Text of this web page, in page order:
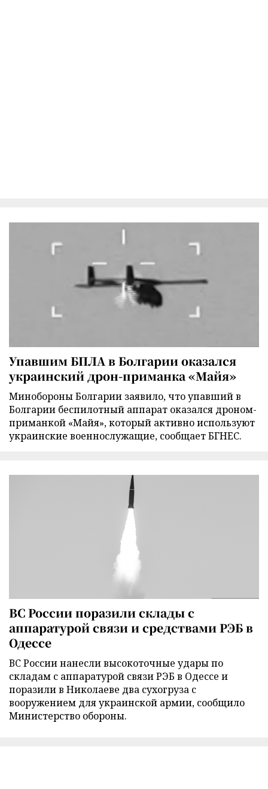
Упавшим БПЛА в Болгарии оказался
украинский дрон-приманка «Майя»
Минобороны Болгарии заявило, что упавший в
Болгарии беспилотный аппарат оказался дроном-
приманкой «Майя», который активно используют
украинские военнослужащие, сообщает БГНЕС.
ВС России поразили склады с
аппаратурой связи и средствами РЭБ в
Одессе
ВС России нанесли высокоточные удары по
складам с аппаратурой связи РЭБ в Одессе и
поразили в Николаеве два сухогруза с
вооружением для украинской армии, сообщило
Министерство обороны.